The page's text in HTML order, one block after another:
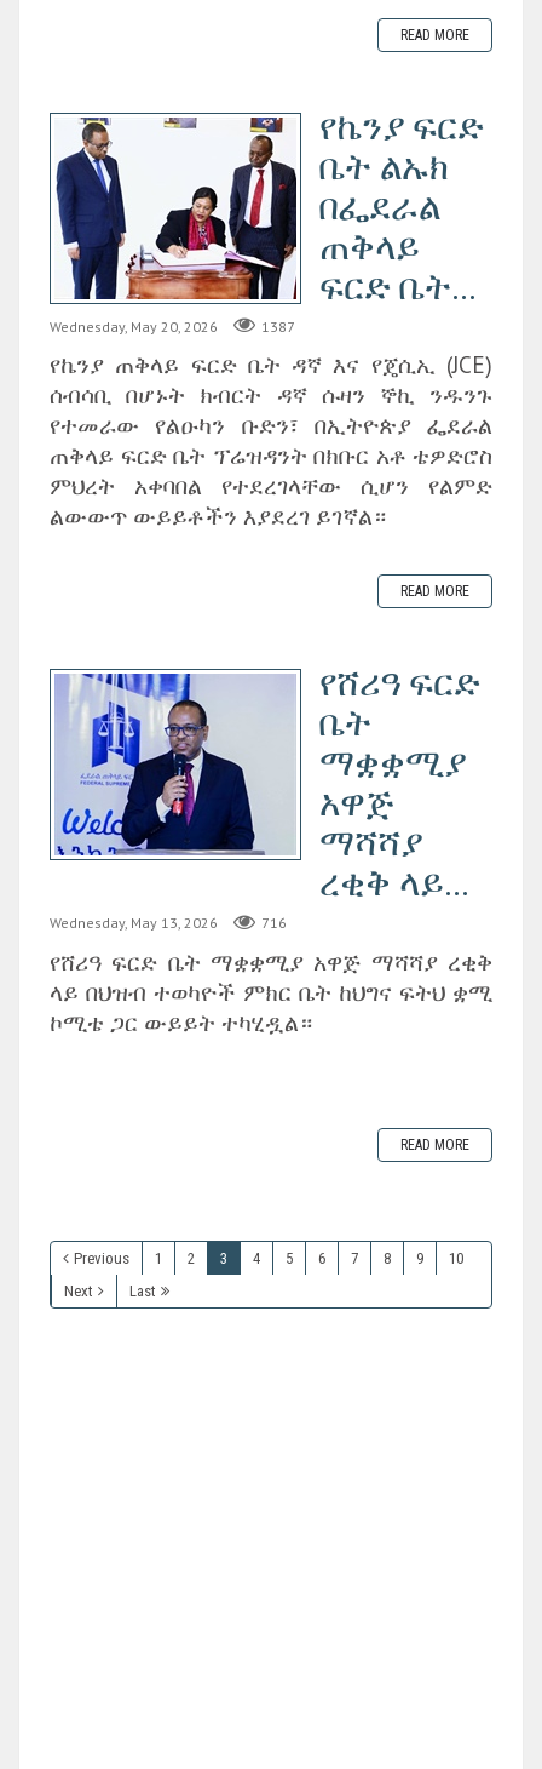
READ MORE
የኬንያ ፍርድ
ቤት ልኡክ
በፌደራል
ጠቅላይ
ፍርድ ቤት...
Wednesday, May 20, 2026 1387
የኬንያ ጠቅላይ ፍርድ ቤት ዳኛ እና የጄሲኢ (JCE)
ሰብሳቢ በሆኑት ክብርት ዳኛ ሱዛን ኞኪ ንዱንጉ
የተመራው የልዑካን ቡድን፣ በኢትዮጵያ ፌደራል
ጠቅላይ ፍርድ ቤት ፕሬዝዳንት በክቡር አቶ ቴዎድሮስ
ምህረት አቀባበል የተደረገላቸው ሲሆን የልምድ
ልውውጥ ውይይቶችን እያደረገ ይገኛል።
READ MORE
‎የሸሪዓ ፍርድ
ቤት
ማቋቋሚያ
አዋጅ
ማሻሻያ
ረቂቅ ላይ...
Wednesday, May 13, 2026 716
‎የሸሪዓ ፍርድ ቤት ማቋቋሚያ አዋጅ ማሻሻያ ረቂቅ
ላይ በህዝብ ተወካዮች ምክር ቤት ከህግና ፍትህ ቋሚ
ኮሚቴ ጋር ውይይት ተካሂዷል።
READ MORE
Previous 1 2 3 4 5 6 7 8 9
10
Next
Last